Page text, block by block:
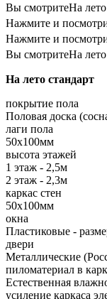
Вы смотритеНа
Нажмите и
Нажмите и
Вы смотритеНа
На лето стандарт
покрытие пола
Половая доска
лаги пола
50х100мм
высота этажей
1 этаж - 2,5м
2 этаж - 2,3м
каркас стен
50х100мм
окна
Пластиковые -
двери
Металлические
пиломатериал в
Естественная
усиление каркаса